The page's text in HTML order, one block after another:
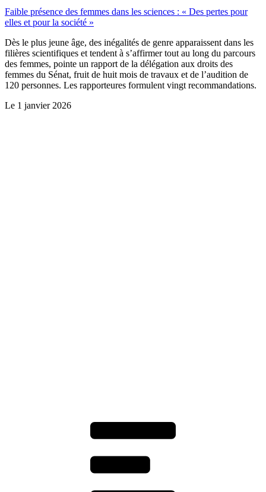
Faible présence des femmes dans les sciences : « Des pertes pour
elles et pour la société »
Dès le plus jeune âge, des inégalités de genre apparaissent dans les
filières scientifiques et tendent à s’affirmer tout au long du parcours
des femmes, pointe un rapport de la délégation aux droits des
femmes du Sénat, fruit de huit mois de travaux et de l’audition de
120 personnes. Les rapporteures formulent vingt recommandations.
Le 1 janvier 2026